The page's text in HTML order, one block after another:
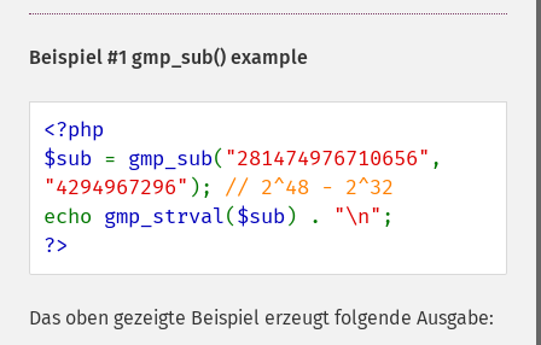
Beispiel #1 gmp_sub() example
<?php
$sub = gmp_sub( "281474976710656"
"4294967296" );
echo gmp_strval($sub) . "\n"
?>
Das oben gezeigte Beispiel erzeugt folgende Ausgabe: